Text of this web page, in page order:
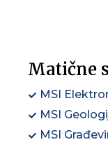
Matične
MSI
MSI
MSI